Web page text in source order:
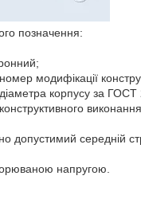
позначення:
модифікації
корпусу за ГОСТ
допустимий середній
напругою.